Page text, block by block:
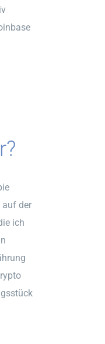
auf der
ich